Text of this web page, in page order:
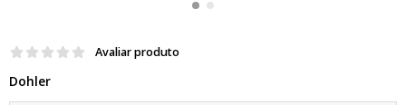
Avaliar produto
Dohler